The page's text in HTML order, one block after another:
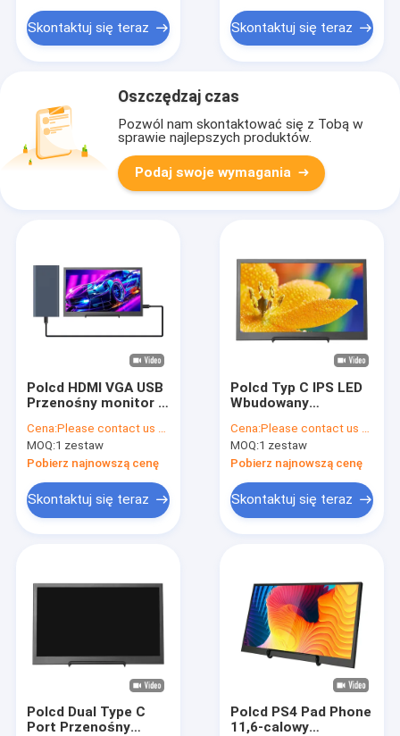
Skontaktuj się teraz Skontaktuj się teraz
Oszczędzaj czas
Pozwól nam skontaktować się z Tobą w
sprawie najlepszych produktów.
Podaj swoje wymagania
Polcd HDMI VGA USB
Przenośny monitor z
Wodoodporny
Wbudowany
Cena:Please contact us for latest price
MOQ:1 zestaw
Pobierz najnowszą cenę
Skontaktuj się teraz
Polcd Typ C IPS LED
Wbudowany
komputerowy 4K do
gier na laptopie
Cena:Please contact us for latest price
MOQ:1 zestaw
Pobierz najnowszą cenę
Skontaktuj się teraz
Polcd Dual Type C
Port Przenośny
Polcd PS4 Pad Phone
11,6-calowy